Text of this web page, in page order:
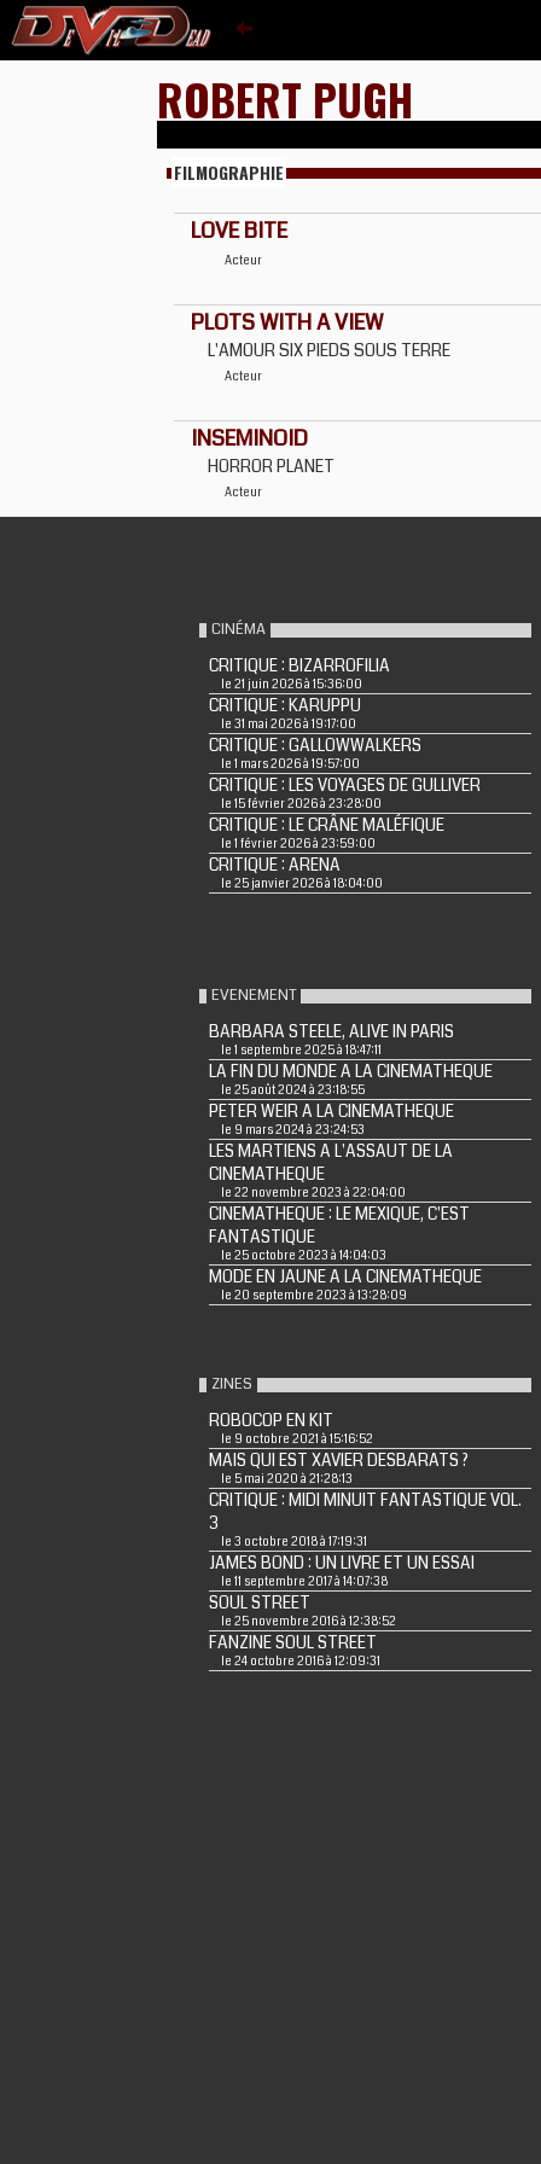
ROBERT PUGH
FILMOGRAPHIE
LOVE BITE
Acteur
PLOTS WITH A VIEW
L'AMOUR SIX PIEDS SOUS TERRE
Acteur
INSEMINOID
HORROR PLANET
Acteur
CINÉMA
CRITIQUE : BIZARROFILIA
le 21 juin 2026 à 15:36:00
CRITIQUE : KARUPPU
le 31 mai 2026 à 19:17:00
CRITIQUE : GALLOWWALKERS
le 1 mars 2026 à 19:57:00
CRITIQUE : LES VOYAGES DE GULLIVER
le 15 février 2026 à 23:28:00
CRITIQUE : LE CRÂNE MALÉFIQUE
le 1 février 2026 à 23:59:00
CRITIQUE : ARENA
le 25 janvier 2026 à 18:04:00
EVENEMENT
BARBARA STEELE, ALIVE IN PARIS
le 1 septembre 2025 à 18:47:11
LA FIN DU MONDE A LA CINEMATHEQUE
le 25 août 2024 à 23:18:55
PETER WEIR A LA CINEMATHEQUE
le 9 mars 2024 à 23:24:53
LES MARTIENS A L'ASSAUT DE LA
CINEMATHEQUE
le 22 novembre 2023 à 22:04:00
CINEMATHEQUE : LE MEXIQUE, C'EST
FANTASTIQUE
le 25 octobre 2023 à 14:04:03
MODE EN JAUNE A LA CINEMATHEQUE
le 20 septembre 2023 à 13:28:09
ZINES
ROBOCOP EN KIT
le 9 octobre 2021 à 15:16:52
MAIS QUI EST XAVIER DESBARATS ?
le 5 mai 2020 à 21:28:13
CRITIQUE : MIDI MINUIT FANTASTIQUE VOL.
3
le 3 octobre 2018 à 17:19:31
JAMES BOND : UN LIVRE ET UN ESSAI
le 11 septembre 2017 à 14:07:38
SOUL STREET
le 25 novembre 2016 à 12:38:52
FANZINE SOUL STREET
le 24 octobre 2016 à 12:09:31